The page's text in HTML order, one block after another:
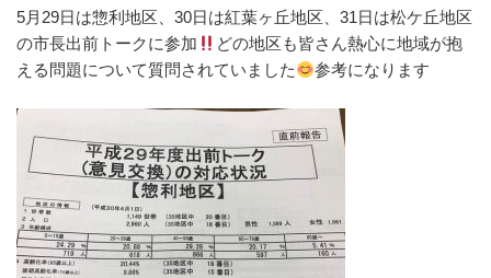
o
o
5月29日は惣利地区、30日は紅葉ヶ丘地区、31日は松ケ丘地区
の市長出前トークに参加
どの地区も皆さん熱心に地域が抱
える問題について質問されていました
参考になります